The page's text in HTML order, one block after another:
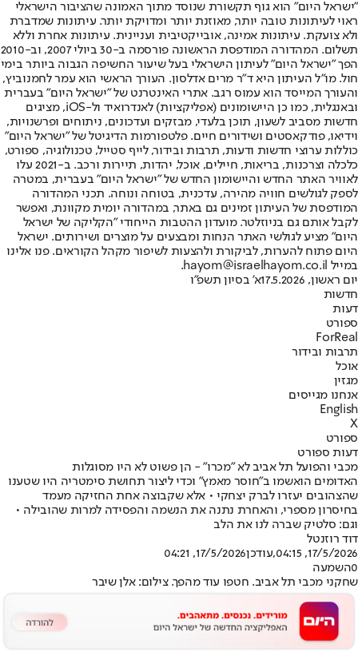
"ישראל היום" הוא גוף תקשורת שנוסד מתוך האמונה שהציבור הישראלי
ראוי לעיתונות טובה יותר, מאוזנת יותר ומדויקת יותר. עיתונות שמדברת
ולא צועקת. עיתונות אמינה, אובייקטיבית ועניינית. עיתונות אחרת וללא
תשלום. המהדורה המודפסת הראשונה פורסמה ב-30 ביולי 2007, וב-2010
הפך "ישראל היום" לעיתון הישראלי בעל שיעור החשיפה הגבוה ביותר בימי
חול. מו"ל העיתון היא ד"ר מרים אדלסון. העורך הראשי הוא עמר לחמנוביץ,
והעורך המייסד הוא עמוס רגב. אתרי האינטרנט של "ישראל היום" בעברית
ובאנגלית, כמו כן היישומונים (אפליקציות) לאנדרואיד ול-iOS, מציגים
חדשות מסביב לשעון, תוכן בלעדי, מבזקים ועדכונים, ניתוחים ופרשנויות,
וידיאו, פודקאסטים ושידורים חיים. פלטפורמות הדיגיטל של "ישראל היום"
כוללות ערוצי חדשות ודעות, תרבות ובידור, לייף סטייל, טכנולוגיה, ספורט,
כלכלה וצרכנות, בריאות, חיילים, אוכל, יהדות, תיירות ורכב. ב-2021 עלו
לאוויר האתר החדש והיישומון החדש של "ישראל היום" בעברית, במטרה
לספק לגולשים חוויה מהירה, עדכנית, בטוחה ונוחה. תכני המהדורה
המודפסת של העיתון זמינים גם באתר, במהדורה יומית מקוונת, ואפשר
לקבל אותם גם בניוזלטר. מועדון ההטבות הייחודי "הקליקה של ישראל
היום" מציע לגולשי האתר הנחות ומבצעים על מוצרים ושירותים. ישראל
היום פתוח להערות, לביקורת ולהצעות לשיפור מקהל הקוראים. פנו אלינו
במייל hayom@israelhayom.co.il.
יום ראשון, 17.5.2026
א' בסיון תשפ"ו
חדשות
דעות
ספורט
ForReal
תרבות ובידור
אוכל
מגזין
אנחנו מגייסים
English
X
ספורט
דעות ספורט
מכבי והפועל תל אביב לא "מכרו" - הן פשוט לא היו מסוגלות
האדומים הואשמו ב"חוסר מאמץ" וכדי ליצור תחושת סימטריה היו שטענו
שהצהובים יעזרו לברק יצחקי • אלא שקבוצה אחת החזיקה מעמד
בחיסרון מספרי, והאחרת נתנה את הנשמה והפסידה למרות שהובילה •
וגם: סלטיק שברה לנו את הלב
דוד רוזנטל
17/5/2026, 04:15
,עודכן17/5/2026, 04:21
0השמעה
שחקני מכבי תל אביב. חטפו עוד מהפך. צילום: אלן שיבר